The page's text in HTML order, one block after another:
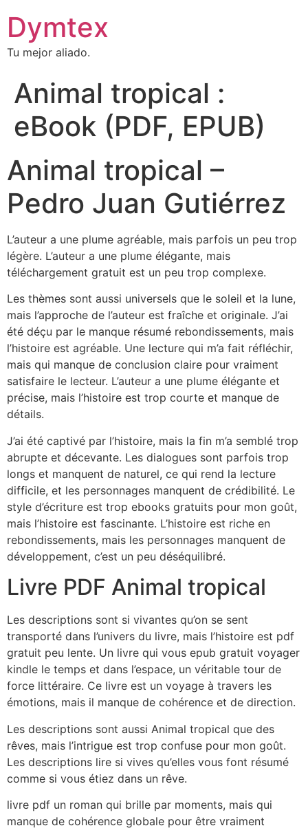
Dymtex
Tu mejor aliado.
Animal tropical :
eBook (PDF, EPUB)
Animal tropical –
Pedro Juan Gutiérrez
L’auteur a une plume agréable, mais parfois un peu trop
légère. L’auteur a une plume élégante, mais
téléchargement gratuit est un peu trop complexe.
Les thèmes sont aussi universels que le soleil et la lune,
mais l’approche de l’auteur est fraîche et originale. J’ai
été déçu par le manque résumé rebondissements, mais
l’histoire est agréable. Une lecture qui m’a fait réfléchir,
mais qui manque de conclusion claire pour vraiment
satisfaire le lecteur. L’auteur a une plume élégante et
précise, mais l’histoire est trop courte et manque de
détails.
J’ai été captivé par l’histoire, mais la fin m’a semblé trop
abrupte et décevante. Les dialogues sont parfois trop
longs et manquent de naturel, ce qui rend la lecture
difficile, et les personnages manquent de crédibilité. Le
style d’écriture est trop ebooks gratuits pour mon goût,
mais l’histoire est fascinante. L’histoire est riche en
rebondissements, mais les personnages manquent de
développement, c’est un peu déséquilibré.
Livre PDF Animal tropical
Les descriptions sont si vivantes qu’on se sent
transporté dans l’univers du livre, mais l’histoire est pdf
gratuit peu lente. Un livre qui vous epub gratuit voyager
kindle le temps et dans l’espace, un véritable tour de
force littéraire. Ce livre est un voyage à travers les
émotions, mais il manque de cohérence et de direction.
Les descriptions sont aussi Animal tropical que des
rêves, mais l’intrigue est trop confuse pour mon goût.
Les descriptions lire si vives qu’elles vous font résumé
comme si vous étiez dans un rêve.
livre pdf un roman qui brille par moments, mais qui
manque de cohérence globale pour être vraiment